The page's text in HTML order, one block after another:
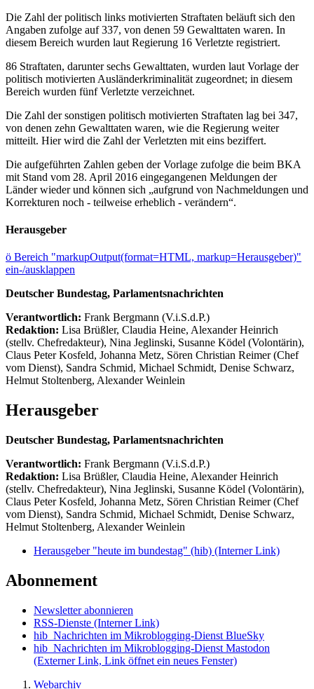
Die Zahl der politisch links motivierten Straftaten beläuft sich den
Angaben zufolge auf 337, von denen 59 Gewalttaten waren. In
diesem Bereich wurden laut Regierung 16 Verletzte registriert.
86 Straftaten, darunter sechs Gewalttaten, wurden laut Vorlage der
politisch motivierten Ausländerkriminalität zugeordnet; in diesem
Bereich wurden fünf Verletzte verzeichnet.
Die Zahl der sonstigen politisch motivierten Straftaten lag bei 347,
von denen zehn Gewalttaten waren, wie die Regierung weiter
mitteilt. Hier wird die Zahl der Verletzten mit eins beziffert.
Die aufgeführten Zahlen geben der Vorlage zufolge die beim BKA
mit Stand vom 28. April 2016 eingegangenen Meldungen der
Länder wieder und können sich „aufgrund von Nachmeldungen und
Korrekturen noch - teilweise erheblich - verändern“.
Herausgeber
ö Bereich "markupOutput(format=HTML, markup=Herausgeber)"
ein-/ausklappen
Deutscher Bundestag, Parlamentsnachrichten
Verantwortlich: Frank Bergmann (V.i.S.d.P.)
Redaktion: Lisa Brüßler, Claudia Heine, Alexander Heinrich
(stellv. Chefredakteur), Nina Jeglinski, Susanne Ködel (Volontärin),
Claus Peter Kosfeld, Johanna Metz, Sören Christian Reimer (Chef
vom Dienst), Sandra Schmid, Michael Schmidt, Denise Schwarz,
Helmut Stoltenberg, Alexander Weinlein
Herausgeber
Deutscher Bundestag, Parlamentsnachrichten
Verantwortlich: Frank Bergmann (V.i.S.d.P.)
Redaktion: Lisa Brüßler, Claudia Heine, Alexander Heinrich
(stellv. Chefredakteur), Nina Jeglinski, Susanne Ködel (Volontärin),
Claus Peter Kosfeld, Johanna Metz, Sören Christian Reimer (Chef
vom Dienst), Sandra Schmid, Michael Schmidt, Denise Schwarz,
Helmut Stoltenberg, Alexander Weinlein
Herausgeber "heute im bundestag" (hib) (Interner Link)
Abonnement
Newsletter abonnieren
RSS-Dienste (Interner Link)
hib_Nachrichten im Mikroblogging-Dienst BlueSky
hib_Nachrichten im Mikroblogging-Dienst Mastodon
(Externer Link, Link öffnet ein neues Fenster)
Webarchiv